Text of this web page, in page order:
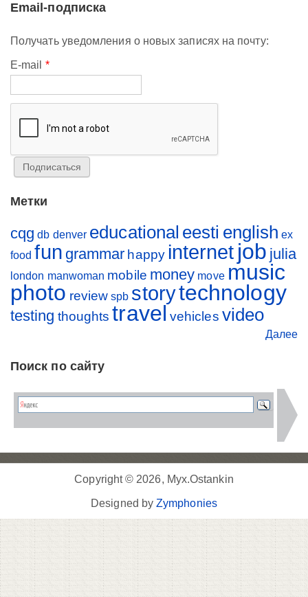
Email-подписка
Получать уведомления о новых записях на почту:
E-mail *
Метки
cqg db denver educational eesti english ex
food fun grammar happy internet job julia
london manwoman mobile money move music
photo review spb storytechnology
testing thoughts travel vehicles video
Далее
Поиск по сайту
Copyright © 2026, Myx.Ostankin
Designed byZymphonies